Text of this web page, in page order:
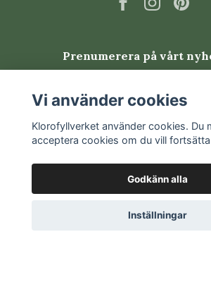
Prenumerera på vårt
Vi använder cookies
Klorofyllverket använder cookies. Du
acceptera cookies om du vill
Godkänn alla
Inställningar